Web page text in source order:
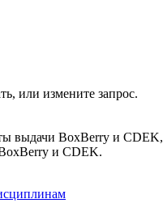
или измените запрос.
выдачи BoxBerry и CDEK,
и CDEK.